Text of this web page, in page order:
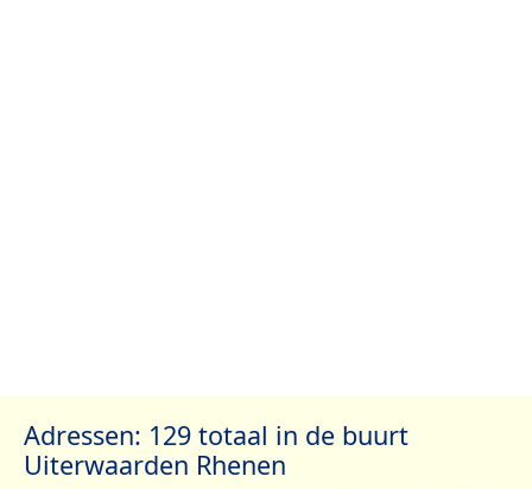
Adressen: 129 totaal in de buurt
Uiterwaarden Rhenen